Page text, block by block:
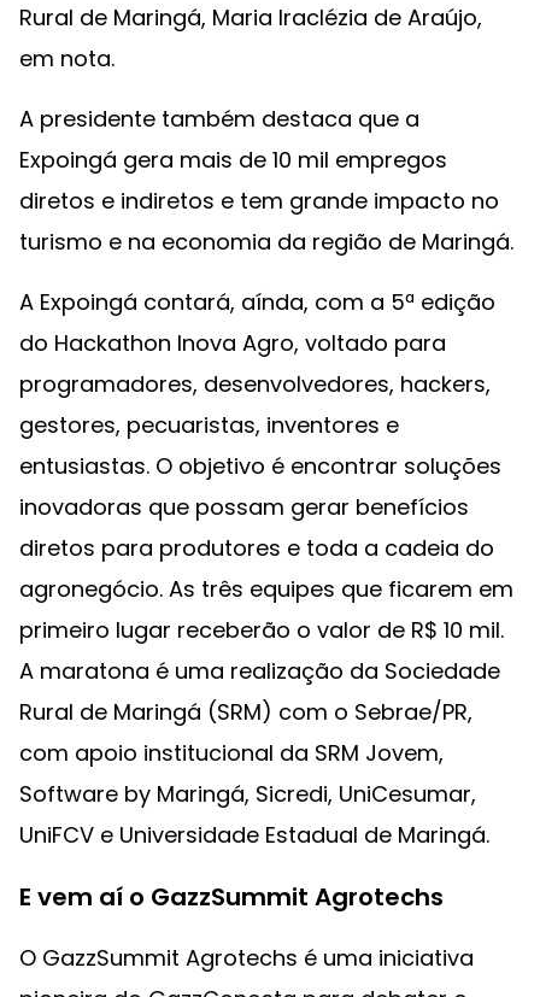
Rural de Maringá, Maria Iraclézia de Araújo,
em nota.
A presidente também destaca que a
Expoingá gera mais de 10 mil empregos
diretos e indiretos e tem grande impacto no
turismo e na economia da região de Maringá.
A Expoingá contará, aínda, com a 5ª edição
do Hackathon Inova Agro, voltado para
programadores, desenvolvedores, hackers,
gestores, pecuaristas, inventores e
entusiastas. O objetivo é encontrar soluções
inovadoras que possam gerar benefícios
diretos para produtores e toda a cadeia do
agronegócio. As três equipes que ficarem em
primeiro lugar receberão o valor de R$ 10 mil.
A maratona é uma realização da Sociedade
Rural de Maringá (SRM) com o Sebrae/PR,
com apoio institucional da SRM Jovem,
Software by Maringá, Sicredi, UniCesumar,
UniFCV e Universidade Estadual de Maringá.
E vem aí o GazzSummit Agrotechs
O GazzSummit Agrotechs é uma iniciativa